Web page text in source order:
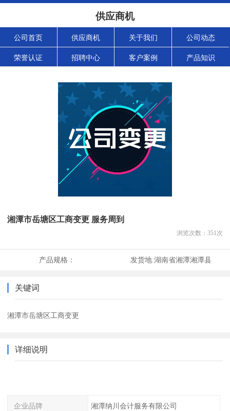
供应商机
公司首页 供应商机 关于我们 公司动态
荣誉认证 招聘中心 客户案例 产品知识
湘潭市岳塘区工商变更 服务周到
浏览次数： 351次
产品规格： 发货地:湖南省湘潭湘潭县
关键词
湘潭市岳塘区工商变更
详细说明
企业品牌 湘潭纳川会计服务有限公司